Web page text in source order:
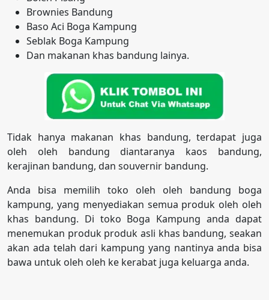
Brownies Bandung
Baso Aci Boga Kampung
Seblak Boga Kampung
Dan makanan khas bandung lainya.
Tidak hanya makanan khas bandung, terdapat juga
oleh oleh bandung diantaranya kaos bandung,
kerajinan bandung, dan souvernir bandung.
Anda bisa memilih toko oleh oleh bandung boga
kampung, yang menyediakan semua produk oleh oleh
khas bandung. Di toko Boga Kampung anda dapat
menemukan produk produk asli khas bandung, seakan
akan ada telah dari kampung yang nantinya anda bisa
bawa untuk oleh oleh ke kerabat juga keluarga anda.